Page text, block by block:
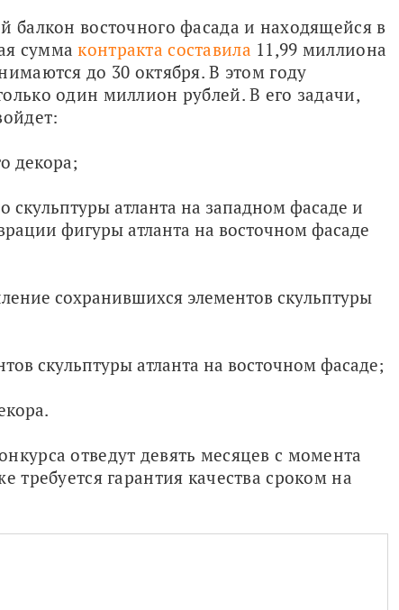
балкон восточного фасада и находящейся в
сумма контракта составила 11,99 миллиона
до 30 октября. В этом году
один миллион рублей. В его задачи,
декора;
атланта на западном фасаде и
фигуры атланта на восточном фасаде
сохранившихся элементов скульптуры
скульптуры атланта на восточном фасаде;
отведут девять месяцев с момента
требуется гарантия качества сроком на